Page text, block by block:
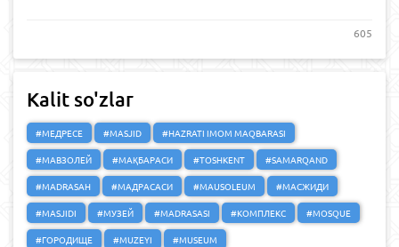
605
Kalit so'zlar
#МЕДРЕСЕ #MASJID
#HAZRATI IMOM MAQBARASI
#МАВЗОЛЕЙ
#МАҚБАРАСИ #TOSHKENT
#SAMARQAND
#MADRASAH
#МАДРАСАСИ #MAUSOLEUM
#МАСЖИДИ
#MASJIDI
#МУЗЕЙ #MADRASASI #КОМПЛЕКС
#MOSQUE
#ГОРОДИЩЕ
#MUZEYI
#MUSEUM